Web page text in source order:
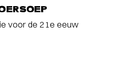
voor de 21e eeuw